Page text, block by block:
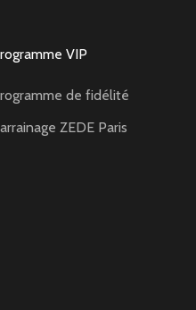
VIP
de fidélité
ZEDE Paris